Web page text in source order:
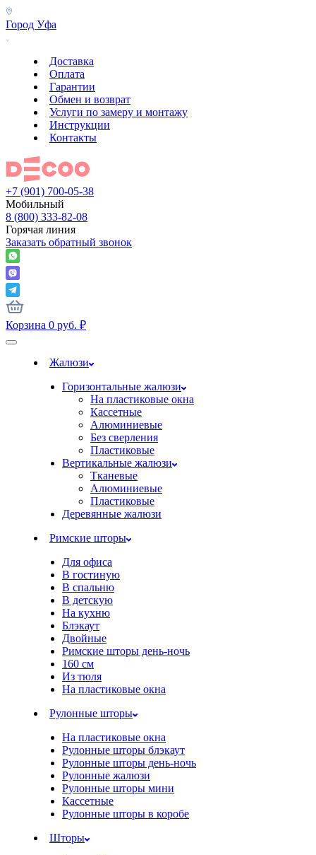
Город Уфа
Доставка
Оплата
Гарантии
Обмен и возврат
Услуги по замеру и монтажу
Инструкции
Контакты
+7 (901) 700-05-38
Мобильный
8 (800) 333-82-08
Горячая линия
Заказать обратный звонок
Корзина 0 руб. ₽
Жалюзи
Горизонтальные жалюзи
На пластиковые окна
Кассетные
Алюминиевые
Без сверления
Пластиковые
Вертикальные жалюзи
Тканевые
Алюминиевые
Пластиковые
Деревянные жалюзи
Римские шторы
Для офиса
В гостиную
В спальню
В детскую
На кухню
Блэкаут
Двойные
Римские шторы день-ночь
160 см
Из тюля
На пластиковые окна
Рулонные шторы
На пластиковые окна
Рулонные шторы блэкаут
Рулонные шторы день-ночь
Рулонные жалюзи
Рулонные шторы мини
Кассетные
Рулонные шторы в коробе
Шторы